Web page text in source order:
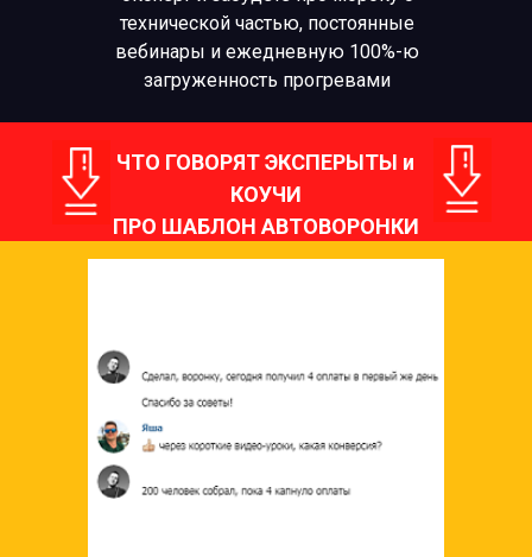
технической частью, постоянные
вебинары и ежедневную 100%-ю
загруженность прогревами
ЧТО ГОВОРЯТ ЭКСПЕРЫТЫ и
КОУЧИ
ПРО ШАБЛОН АВТОВОРОНКИ